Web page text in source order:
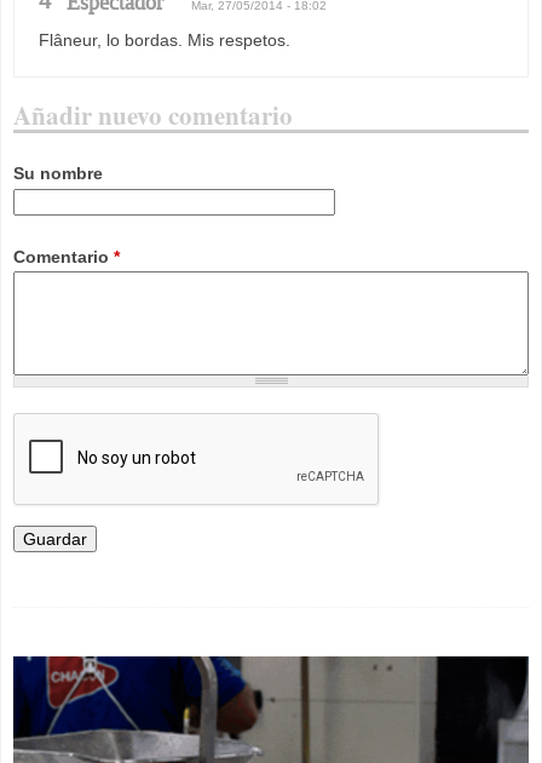
Mar, 27/05/2014 - 18:02
Flâneur, lo bordas. Mis respetos.
Añadir nuevo comentario
Su nombre
Comentario *